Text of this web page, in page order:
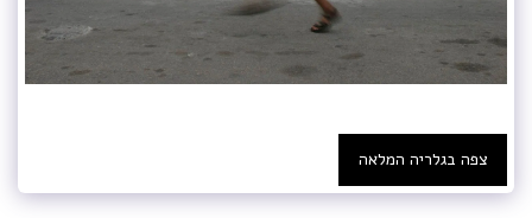
צפה בגלריה המלאה